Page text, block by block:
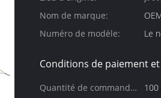
Nom de marque:
Numéro de modèle:
Le
Conditions de paiement
Quantité de commande
100